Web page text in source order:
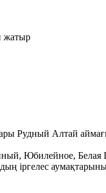
жатыр
Рудный Алтай
Юбилейное, Белая
іргелес